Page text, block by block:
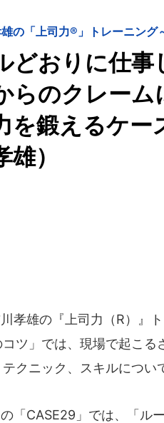
の「上司力®」トレーニング
どおりに仕
らのクレーム
を鍛えるケ
雄）
孝雄の『上司力（R）』
コツ」では、現場で起こ
テクニック、スキルについ
「CASE29」では、「ル